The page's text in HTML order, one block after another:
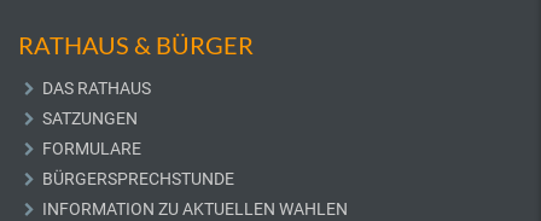
RATHAUS & BÜRGER
DAS RATHAUS
SATZUNGEN
FORMULARE
BÜRGERSPRECHSTUNDE
INFORMATION ZU AKTUELLEN WAHLEN